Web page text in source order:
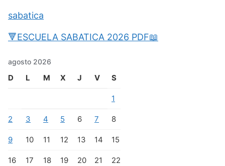
sabatica
🔻ESCUELA SABATICA 2026 PDF📖
agosto 2026
D L M X J V S
1
2 3 4 5 6 7 8
9 10 11 12 13 14 15
16 17 18 19 20 21 22